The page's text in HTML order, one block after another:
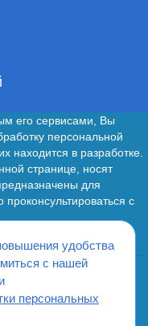
его сервисами, Вы
персональной
в разработке.
странице, носят
для
с
НЕОБХОДИМО
удобства
с нашей
и
персональных